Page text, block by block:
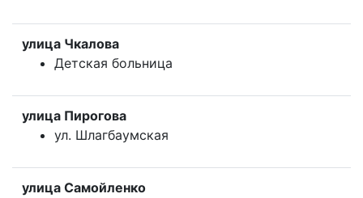
улица Чкалова
Детская больница
улица Пирогова
ул. Шлагбаумская
улица Самойленко